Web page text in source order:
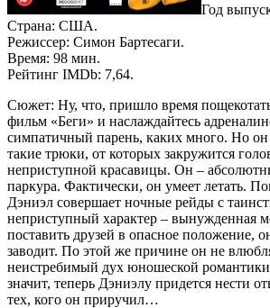
Год
Страна: США.
Режиссер: Симон Бартесаги.
Время: 98 мин.
Рейтинг IMDb: 7,64.
Сюжет: Ну, что, пришло время
фильм «Беги» и наслаждайтесь
симпатичный парень, каких много. Но он
такие трюки, от которых закружится
неприступной красавицы. Он –
паркура. Фактически, он умеет летать.
Дэниэл совершает ночные рейды с
неприступный характер – вынужденная
поставить друзей в опасное положение,
заводит. По этой же причине он не
неистребимый дух юношеской романтики
значит, теперь Дэниэлу придется нести
тех, кого он приручил…